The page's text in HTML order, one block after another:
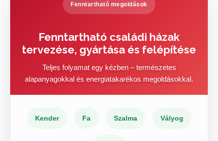
Fenntartható megoldások
Fenntartható családi házak
tervezése, gyártása és felépítése
Teljes folyamat egy kézben – természetes
alapanyagokkal és energiatakarékos megoldásokkal.
Kender Fa Szalma Vályog